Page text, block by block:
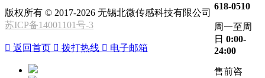
618-0510
周一至周
日 0:00-
24:00
售前咨
版权所有 © 2017-2026 无锡北微传感科技有限公司
苏ICP备14001101号-3
 返回首页  拨打热线  电子邮箱